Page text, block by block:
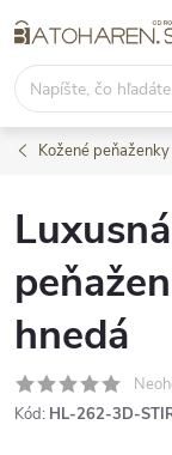
na
obsah
Kožené peňaženky
hnedá
Kód: HL-262-3D-